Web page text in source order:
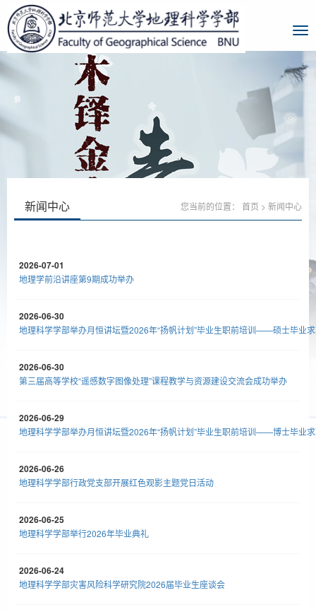
新闻中心 您当前的位置： 首页 > 新闻中心
2026-07-01
地理学前沿讲座第9期成功举办
2026-06-30
地理科学学部举办月恒讲坛暨2026年“扬帆计划”毕业生职前培训——硕士毕业
2026-06-30
第三届高等学校“遥感数字图像处理”课程教学与资源建设交流会成功举办
2026-06-29
地理科学学部举办月恒讲坛暨2026年“扬帆计划”毕业生职前培训——博士毕业
2026-06-26
地理科学学部行政党支部开展红色观影主题党日活动
2026-06-25
地理科学学部举行2026年毕业典礼
2026-06-24
地理科学学部灾害风险科学研究院2026届毕业生座谈会